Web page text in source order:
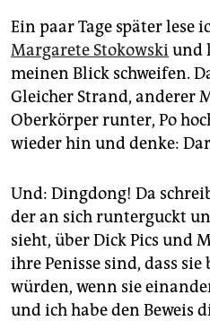
Ein paar Tage später lese
Margarete Stokowskiund
meinen Blick schweifen.
Gleicher Strand, anderer
Oberkörper runter, Po
wieder hin und denke:
Und: Dingdong! Da
der an sich runterguckt
sieht, über Dick Pics und
ihre Penisse sind, dass
würden, wenn sie
und ich habe den Beweis